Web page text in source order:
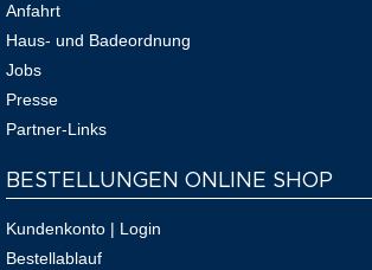
Anfahrt
Haus- und Badeordnung
Jobs
Presse
Partner-Links
BESTELLUNGEN ONLINE SHOP
Kundenkonto | Login
Bestellablauf